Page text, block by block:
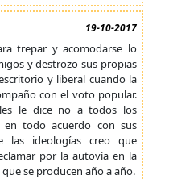
19-10-2017
trepar y acomodarse lo
y destrozo sus propias
y liberal cuando la
con el voto popular.
le dice no a todos los
en todo acuerdo con sus
las ideologías creo que
por la autovía en la
se producen año a año.